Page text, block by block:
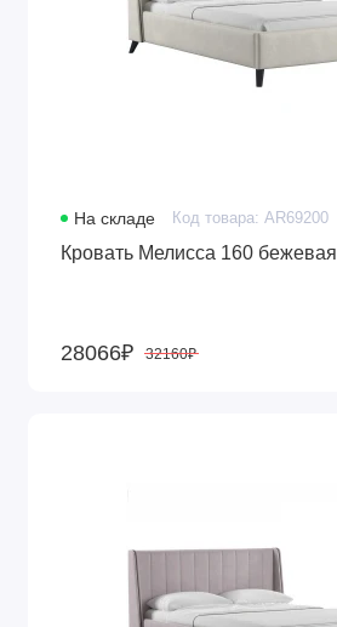
На складе Код товара: AR69200
Кровать Мелисса 160 бежевая
28066₽ 32160₽